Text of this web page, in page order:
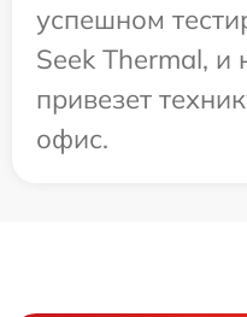
успешном
Seek Thermal, и
привезет
офис.